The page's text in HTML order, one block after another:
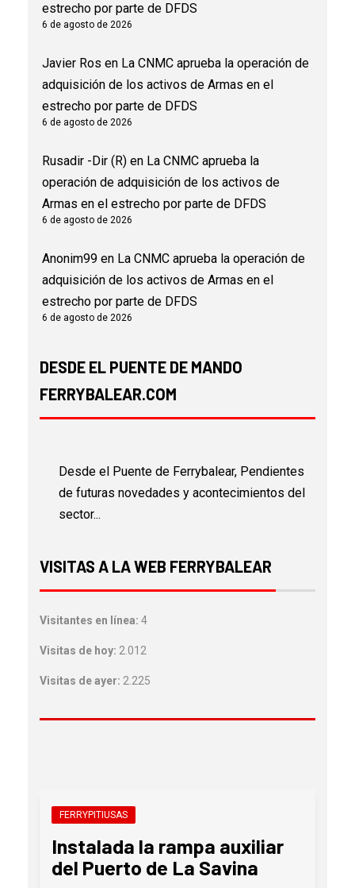
estrecho por parte de DFDS
6 de agosto de 2026
Javier Ros en La CNMC aprueba la operación de
adquisición de los activos de Armas en el
estrecho por parte de DFDS
6 de agosto de 2026
Rusadir -Dir (R) en La CNMC aprueba la
operación de adquisición de los activos de
Armas en el estrecho por parte de DFDS
6 de agosto de 2026
Anonim99 en La CNMC aprueba la operación de
adquisición de los activos de Armas en el
estrecho por parte de DFDS
6 de agosto de 2026
DESDE EL PUENTE DE MANDO
FERRYBALEAR.COM
Desde el Puente de Ferrybalear, Pendientes
de futuras novedades y acontecimientos del
sector...
VISITAS A LA WEB FERRYBALEAR
Visitantes en línea: 4
Visitas de hoy: 2.012
Visitas de ayer: 2.225
FERRYPITIUSAS
Instalada la rampa auxiliar
del Puerto de La Savina